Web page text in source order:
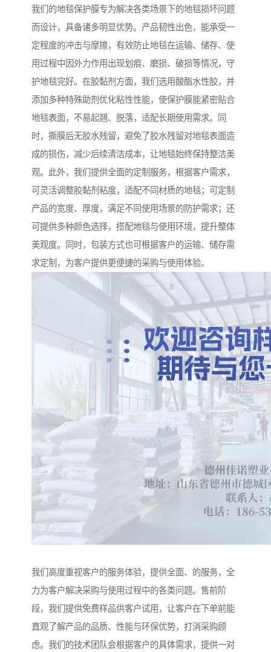
我们的地毯保护膜专为解决各类场景下的地毯损坏问题
而设计，具备诸多明显优势。产品韧性出色，能承受一
定程度的冲击与摩擦，有效防止地毯在运输、储存、使
用过程中因外力作用出现划痕、磨损、破损等情况，守
护地毯完好。在胶黏剂方面，我们选用酸酯水性胶，并
添加多种特殊助剂优化粘性性能，使保护膜能紧密贴合
地毯表面，不易起翘、脱落，适配长期使用需求。同
时，撕膜后无胶水残留，避免了胶水残留对地毯表面造
成的损伤，减少后续清洁成本，让地毯始终保持整洁美
观。此外，我们提供全面的定制服务，根据客户需求，
可灵活调整胶黏剂粘度，适配不同材质的地毯；可定制
产品的宽度、厚度，满足不同使用场景的防护需求；还
可提供多种颜色选择，搭配地毯与使用环境，提升整体
美观度。同时，包装方式也可根据客户的运输、储存需
求定制，为客户提供更便捷的采购与使用体验。
我们高度重视客户的服务体验，提供全面、的服务，全
力为客户解决采购与使用过程中的各类问题。售前阶
段，我们提供免费样品供客户试用，让客户在下单前能
直观了解产品的品质、性能与环保优势，打消采购顾
虑。我们的技术团队会根据客户的具体需求，提供一对